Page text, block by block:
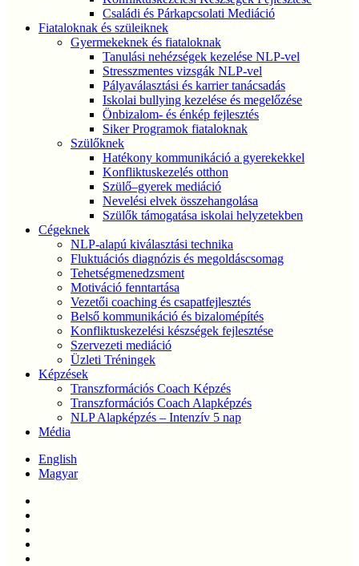
Családi és Párkapcsolati Mediáció
Fiataloknak és szüleiknek
Gyermekeknek és fiataloknak
Tanulási nehézségek kezelése NLP-vel
Stresszmentes vizsgák NLP-vel
Pályaválasztási és karrier tanácsadás
Iskolai bullying kezelése és megelőzése
Önbizalom- és énkép fejlesztés
Siker Programok fiataloknak
Szülőknek
Hatékony kommunikáció a gyerekekkel
Konfliktuskezelés otthon
Szülő–gyerek mediáció
Nevelési elvek összehangolása
Szülők támogatása iskolai helyzetekben
Cégeknek
NLP-alapú kiválasztási technika
Fluktuációs diagnózis és megoldáscsomag
Tehetségmenedzsment
Motiváció fenntartása
Vezetői coaching és csapatfejlesztés
Belső kommunikáció és bizalomépítés
Konfliktuskezelési készségek fejlesztése
Szervezeti mediáció
Üzleti Tréningek
Képzések
Transzformációs Coach Képzés
Transzformációs Coach Alapképzés
NLP Alapképzés – Intenzív 5 nap
Média
English
Magyar